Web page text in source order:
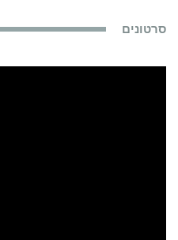
סרטונים